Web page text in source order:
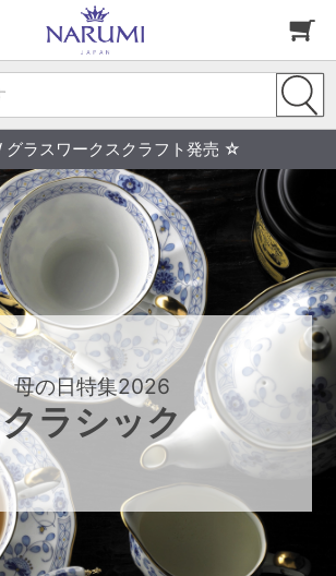
ラスワークスクラフト発売 ☆
クラシック
母の日特集2026